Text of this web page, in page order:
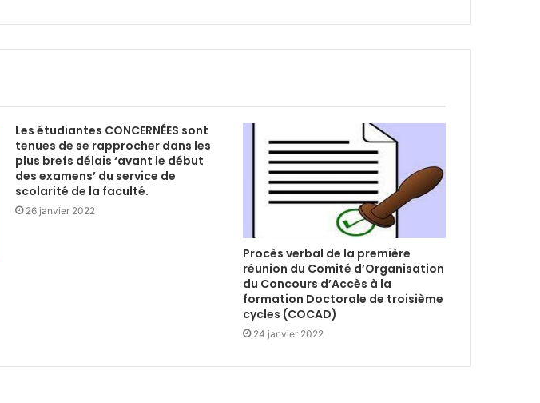
Les étudiantes CONCERNÉES sont
tenues de se rapprocher dans les
plus brefs délais ‘avant le début
des examens’ du service de
scolarité de la faculté.
26 janvier 2022
Procès verbal de la première
réunion du Comité d’Organisation
du Concours d’Accès à la
formation Doctorale de troisième
cycles (COCAD)
24 janvier 2022